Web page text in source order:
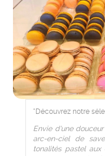
"Découvrez notre
Envie d'une
arc-en-ciel de
tonalités pastel aux